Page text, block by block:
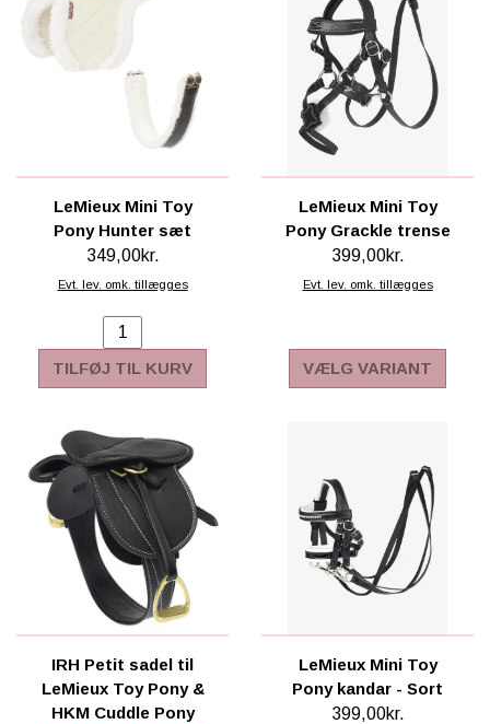
LeMieux Mini Toy
Pony Hunter sæt
349,00kr.
Evt. lev. omk. tillægges
TILFØJ TIL KURV
LeMieux Mini Toy
Pony Grackle trense
399,00kr.
Evt. lev. omk. tillægges
VÆLG VARIANT
IRH Petit sadel til
LeMieux Toy Pony &
HKM Cuddle Pony
LeMieux Mini Toy
Pony kandar - Sort
399,00kr.